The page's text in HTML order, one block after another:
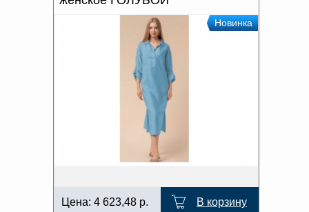
Новинка
Цена: 4 623,48 р. В корзину